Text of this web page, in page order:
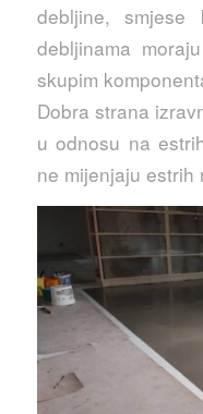
debljine, smjese
debljinama
skupim
Dobra strana
u odnosu na
ne mijenjaju